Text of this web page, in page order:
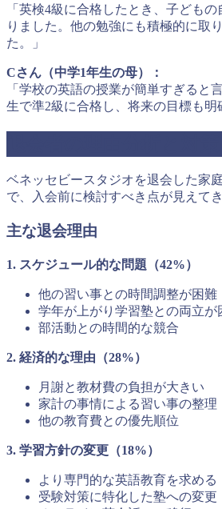
「英検4級に合格したとき、子ども
りました。他の勉強にも積極的に取
た。」
Cさん（中学1年生の母）：
「学校の英語の授業が簡単すぎると
生で準2級に合格し、将来の目標も明
ベネッセビースタジオを退会した家
で、入会前に検討すべき点が見えてき
主な退会理由
1. スケジュール的な問題（42%）
他の習い事との時間調整が困難
学年が上がり学習塾との両立が
部活動との時間的な競合
2. 経済的な理由（28%）
月謝と教材費の負担が大きい
家計の事情による習い事の整理
他の教育費との優先順位
3. 学習方針の変更（18%）
より専門的な英語教育を求める
受験対策に特化した塾への変更